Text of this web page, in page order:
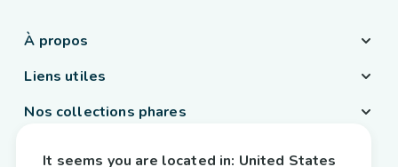
À propos
Liens utiles
Nos collections phares
It seems you are located in: United States